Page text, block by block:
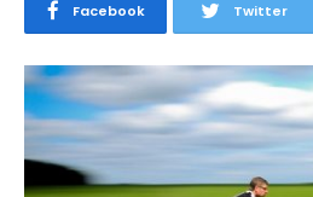
Facebook Twitter